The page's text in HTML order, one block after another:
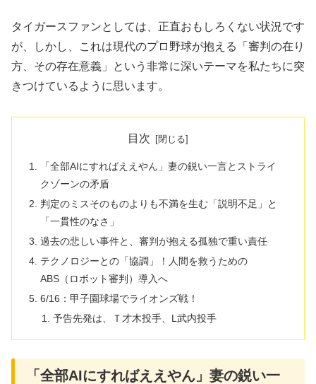
​タイガースファンとしては、正直おもしろくない状況です
が、しかし、これは現代のプロ野球が抱える「審判の在り
方、その存在意義」という非常に深いテーマを私たちに突
きつけているように思います。
目次
「全部AIにすればええやん」妻の鋭い一言とストライ
クゾーンの矛盾
判定のミスそのものよりも不満を生む「説明不足」と
「一貫性のなさ」
過去の悲しい事件と、審判が抱える孤独で重い責任
テクノロジーとの「協調」！人間を救うための
ABS（ロボット審判）導入へ
6/16：甲子園球場でライオンズ戦！
予告先発は、Ｔ才木投手、L武内投手
「全部AIにすればええやん」妻の鋭い一